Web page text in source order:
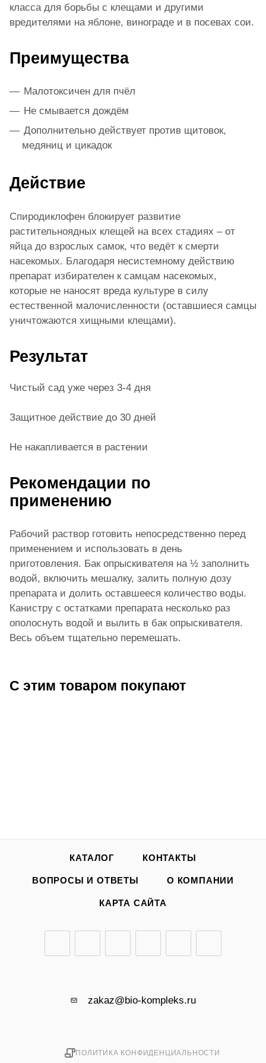
класса для борьбы с клещами и другими
вредителями на яблоне, винограде и в посевах сои.
Преимущества
Малотоксичен для пчёл
Не смывается дождём
Дополнительно действует против щитовок,
медяниц и цикадок
Действие
Спиродиклофен блокирует развитие
растительноядных клещей на всех стадиях – от
яйца до взрослых самок, что ведёт к смерти
насекомых. Благодаря несистемному действию
препарат избирателен к самцам насекомых,
которые не наносят вреда культуре в силу
естественной малочисленности (оставшиеся самцы
уничтожаются хищными клещами).
Результат
Чистый сад уже через 3-4 дня
Защитное действие до 30 дней
Не накапливается в растении
Рекомендации по
применению
Рабочий раствор готовить непосредственно перед
применением и использовать в день
приготовления. Бак опрыскивателя на ½ заполнить
водой, включить мешалку, залить полную дозу
препарата и долить оставшееся количество воды.
Канистру с остатками препарата несколько раз
ополоснуть водой и вылить в бак опрыскивателя.
Весь объем тщательно перемешать.
С этим товаром покупают
КАТАЛОГ КОНТАКТЫ
ВОПРОСЫ И ОТВЕТЫ О КОМПАНИИ
КАРТА САЙТА
zakaz@bio-kompleks.ru
ПОЛИТИКА КОНФИДЕНЦИАЛЬНОСТИ